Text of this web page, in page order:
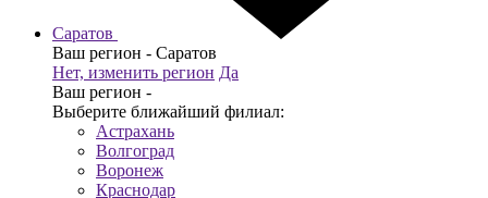
Саратов
Ваш регион - Саратов
Нет, изменить регион Да
Ваш регион -
Выберите ближайший филиал:
Астрахань
Волгоград
Воронеж
Краснодар